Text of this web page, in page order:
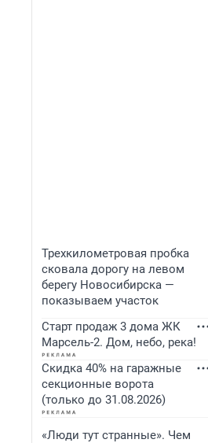
Трехкилометровая пробка
сковала дорогу на левом
берегу Новосибирска —
показываем участок
Старт продаж 3 дома ЖК
Марсель-2. Дом, небо, река!
Скидка 40% на гаражные
секционные ворота
(только до 31.08.2026)
«Люди тут странные». Чем